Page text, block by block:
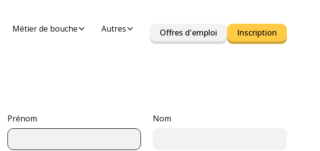
Métier de bouche Autres Offres d'emploi Inscription
Prénom Nom